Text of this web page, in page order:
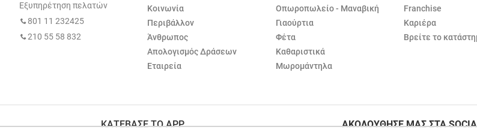
Εξυπηρέτηση πελατών
801 11 232425
210 55 58 832
Κοινωνία
Περιβάλλον
Άνθρωπος
Απολογισμός Δράσεων
Εταιρεία
Οπωροπωλείο - Μαναβική
Γιαούρτια
Φέτα
Καθαριστικά
Μωρομάντηλα
Franchise
Καριέρα
Βρείτε το
ΚΑΤΕΒΑΣΕ ΤΟ APP ΑΚΟΛΟΥΘΗΣΕ ΜΑΣ ΣΤΑ